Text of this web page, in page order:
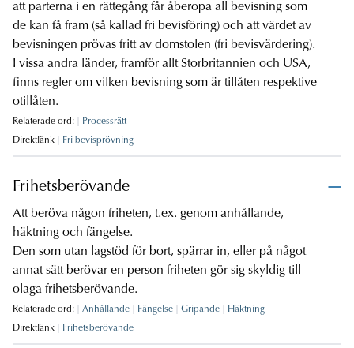
att parterna i en rättegång får åberopa all bevisning som
de kan få fram (så kallad fri bevisföring) och att värdet av
bevisningen prövas fritt av domstolen (fri bevisvärdering).
I vissa andra länder, framför allt Storbritannien och USA,
finns regler om vilken bevisning som är tillåten respektive
otillåten.
Relaterade ord:
Processrätt
Direktlänk
Fri bevisprövning
Frihetsberövande
Att beröva någon friheten, t.ex. genom anhållande,
häktning och fängelse.
Den som utan lagstöd för bort, spärrar in, eller på något
annat sätt berövar en person friheten gör sig skyldig till
olaga frihetsberövande.
Relaterade ord: Anhållande Fängelse Gripande
Häktning
Direktlänk
Frihetsberövande